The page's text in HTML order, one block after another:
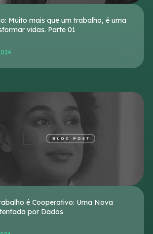
Muito mais que um trabalho, é uma
vidas. Parte 01
é Cooperativo: Uma Nova
por Dados